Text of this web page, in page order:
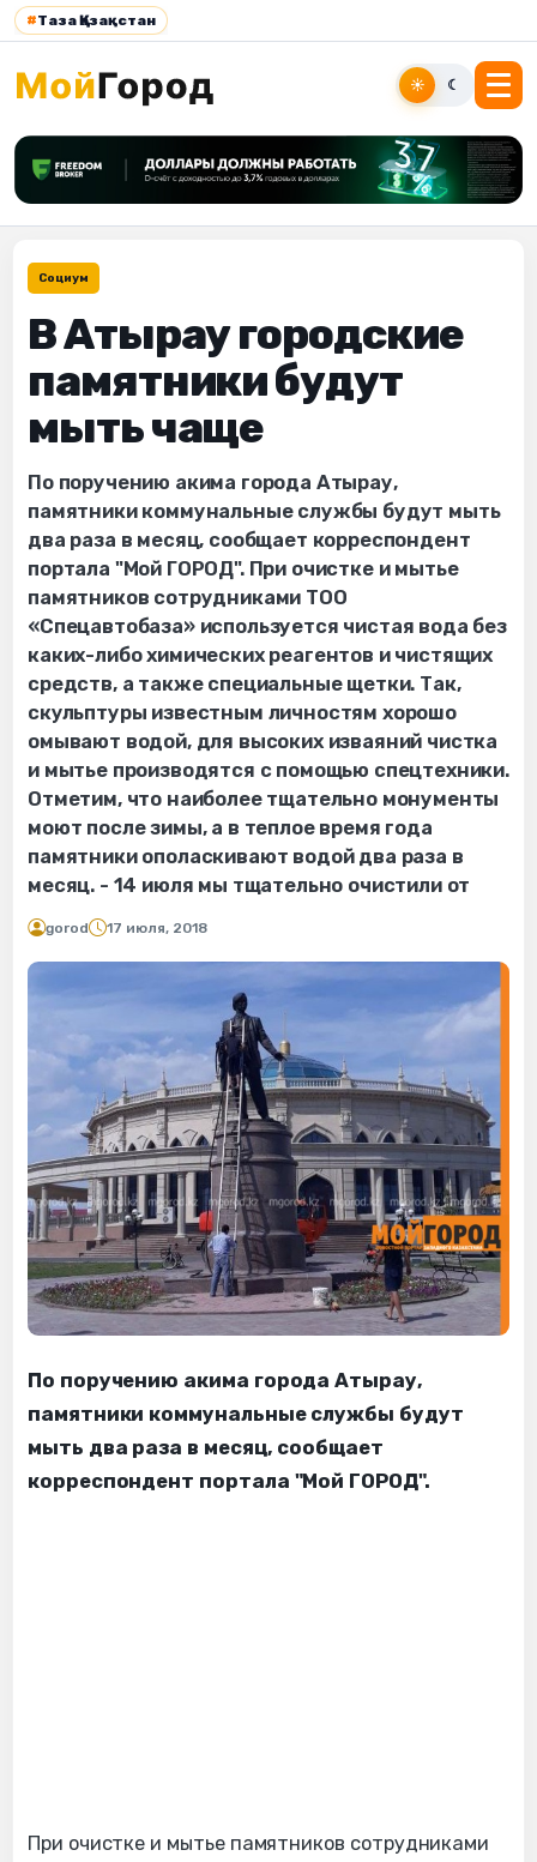
#Таза Қазақстан
☀ ☾
Социум
В Атырау городские
памятники будут
мыть чаще
По поручению акима города Атырау,
памятники коммунальные службы будут мыть
два раза в месяц, сообщает корреспондент
портала "Мой ГОРОД". При очистке и мытье
памятников сотрудниками ТОО
«Спецавтобаза» используется чистая вода без
каких-либо химических реагентов и чистящих
средств, а также специальные щетки. Так,
скульптуры известным личностям хорошо
омывают водой, для высоких изваяний чистка
и мытье производятся с помощью спецтехники.
Отметим, что наиболее тщательно монументы
моют после зимы, а в теплое время года
памятники ополаскивают водой два раза в
месяц. - 14 июля мы тщательно очистили от
gorod 17 июля, 2018
По поручению акима города Атырау,
памятники коммунальные службы будут
мыть два раза в месяц, сообщает
корреспондент портала "Мой ГОРОД".
При очистке и мытье памятников сотрудниками